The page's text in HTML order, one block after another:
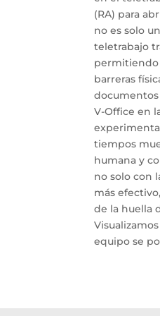
(RA) para
no es solo
teletrabajo
permitiendo
barreras
V-Office en
tiempos
humana y
no solo con
más
de la huella
equipo se